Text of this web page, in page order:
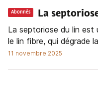
Abonnés
La
La septoriose du lin
le lin fibre, qui dégrade
11 novembre 2025